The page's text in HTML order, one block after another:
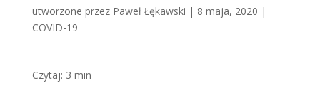
utworzone przez Paweł Łękawski | 8 maja, 2020 |
COVID-19
Czytaj: 3 min